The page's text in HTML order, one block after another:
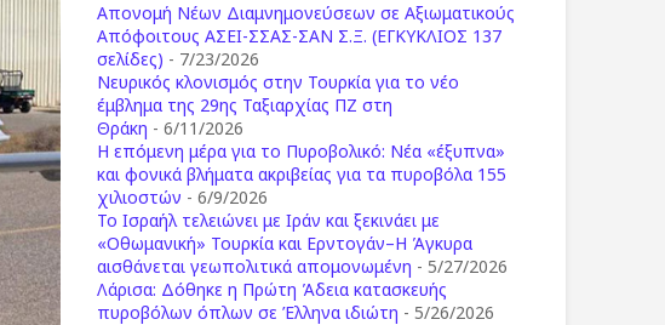
Απονομή Νέων Διαμνημονεύσεων σε Αξιωματικούς
Απόφοιτους ΑΣΕΙ-ΣΣΑΣ-ΣΑΝ Σ.Ξ. (ΕΓΚΥΚΛΙΟΣ 137
σελίδες) - 7/23/2026
Νευρικός κλονισμός στην Τουρκία για το νέο
έμβλημα της 29ης Ταξιαρχίας ΠΖ στη
Θράκη - 6/11/2026
Η επόμενη μέρα για το Πυροβολικό: Νέα «έξυπνα»
και φονικά βλήματα ακριβείας για τα πυροβόλα 155
χιλιοστών - 6/9/2026
Το Ισραήλ τελειώνει με Ιράν και ξεκινάει με
«Οθωμανική» Τουρκία και Ερντογάν–Η Άγκυρα
αισθάνεται γεωπολιτικά απομονωμένη - 5/27/2026
Λάρισα: Δόθηκε η Πρώτη Άδεια κατασκευής
πυροβόλων όπλων σε Έλληνα ιδιώτη - 5/26/2026